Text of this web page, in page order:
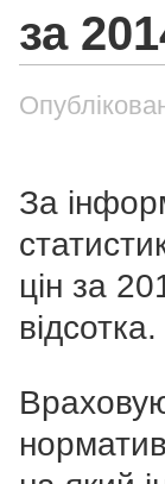
за
За
цін за
відсотка.